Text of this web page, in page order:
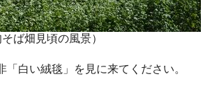
そば畑見頃の風景）
白い絨毯」を見に来てください。